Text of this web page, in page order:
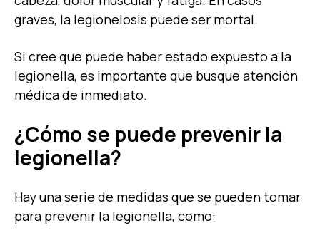
graves, la legionelosis puede ser mortal.
Si cree que puede haber estado expuesto a la
legionella, es importante que busque atención
médica de inmediato.
¿Cómo se puede prevenir la
legionella?
Hay una serie de medidas que se pueden tomar
para prevenir la legionella, como: